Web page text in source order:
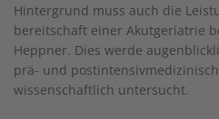
Hintergrund muss auch die
bereitschaft einer Akutgeriatrie
Heppner. Dies werde
prä- und
wissenschaftlich untersucht.